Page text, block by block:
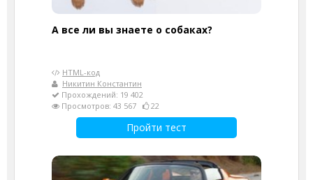
А все ли вы знаете о собаках?
HTML-код
Никитин Константин
Прохождений: 19 402
Просмотров: 43 567
22
Пройти тест